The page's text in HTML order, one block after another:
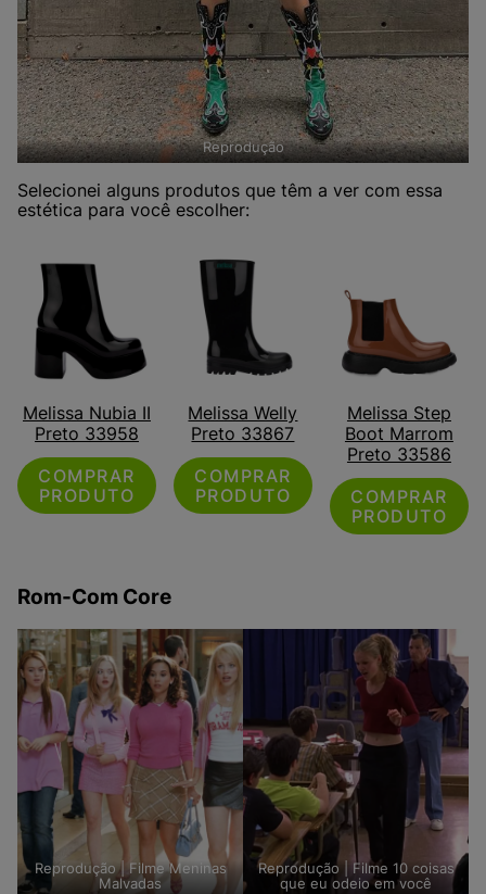
Reprodução
Selecionei alguns produtos que têm a ver com essa
estética para você escolher:
Melissa Nubia II
Preto 33958
COMPRAR
PRODUTO
Melissa Welly
Preto 33867
COMPRAR
PRODUTO
Melissa Step
Boot Marrom
Preto 33586
COMPRAR
PRODUTO
Rom-Com Core
Reprodução | Filme Meninas
Malvadas
Reprodução | Filme 10 coisas
que eu odeio em você